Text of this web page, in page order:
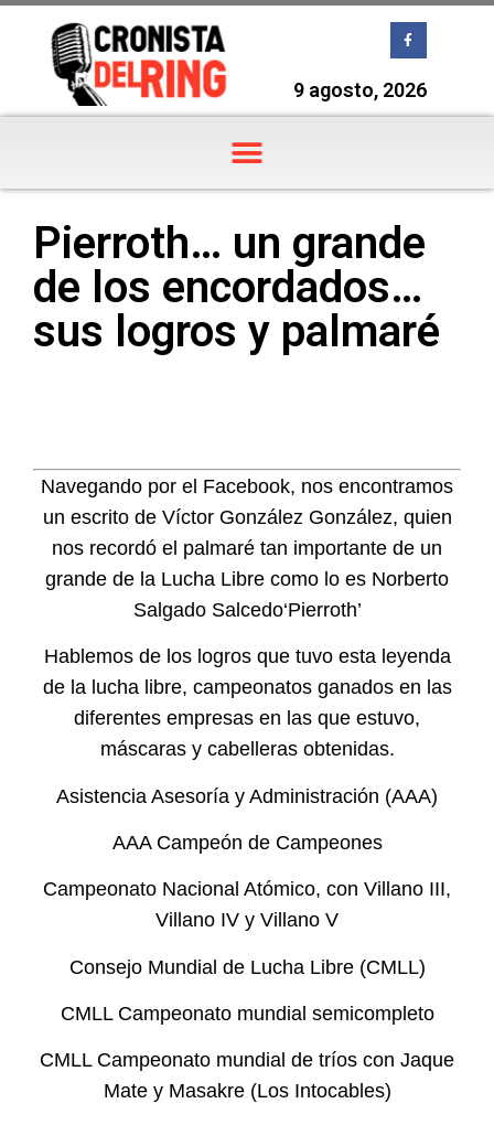
9 agosto, 2026
Pierroth… un grande
de los encordados…
sus logros y palmaré
Navegando por el Facebook, nos encontramos
un escrito de Víctor González González, quien
nos recordó el palmaré tan importante de un
grande de la Lucha Libre como lo es Norberto
Salgado Salcedo‘Pierroth’
Hablemos de los logros que tuvo esta leyenda
de la lucha libre, campeonatos ganados en las
diferentes empresas en las que estuvo,
máscaras y cabelleras obtenidas.
Asistencia Asesoría y Administración (AAA)
AAA Campeón de Campeones
Campeonato Nacional Atómico, con Villano III,
Villano IV y Villano V
Consejo Mundial de Lucha Libre (CMLL)
CMLL Campeonato mundial semicompleto
CMLL Campeonato mundial de tríos con Jaque
Mate y Masakre (Los Intocables)